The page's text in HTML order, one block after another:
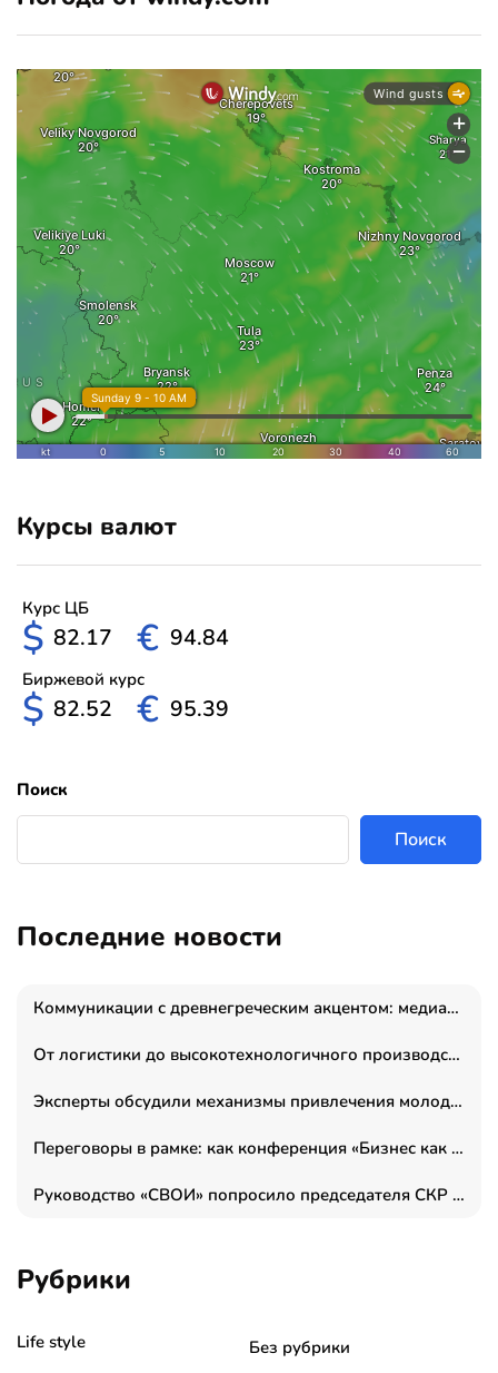
Курсы валют
Курс ЦБ
$ 82.17 € 94.84
Биржевой курс
$ 82.52 € 95.39
Поиск
Поиск
Последние новости
Коммуникации с древнегреческим акцентом: медиаменеджер и журналист Владимир Дергачев запустил коммуникационное агентство «Сократ 2.0»
От логистики до высокотехнологичного производства: как основатель “гагаринга” выстраивает экосистему безопасности и гражданских БПЛА
Эксперты обсудили механизмы привлечения молодых специалистов в промышленные города
Переговоры в рамке: как конференция «Бизнес как искусство» переформатирует деловой этикет в стенах ТПП РФ
Руководство «СВОИ» попросило председателя СКР дать правовую оценку обысков в тыловом штабе
Рубрики
Life style Без рубрики